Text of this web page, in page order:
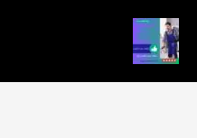
تخطي
إلى
المحتوى